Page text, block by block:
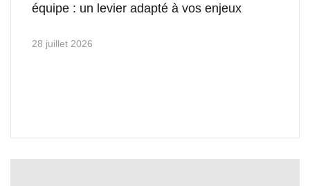
équipe : un levier adapté à vos enjeux
28 juillet 2026